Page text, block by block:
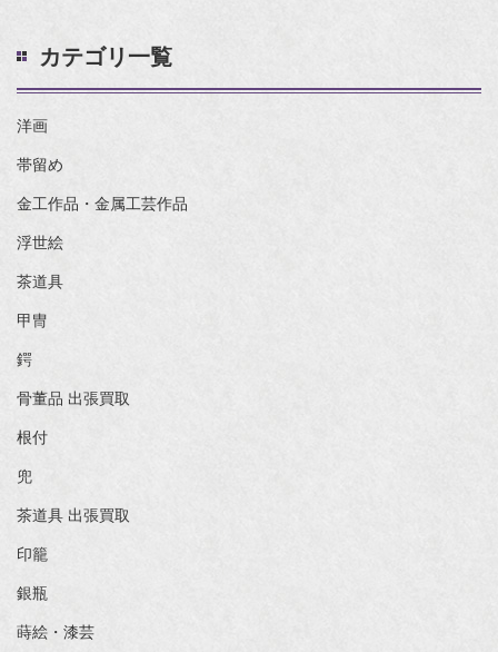
カテゴリ一覧
洋画
帯留め
金工作品・金属工芸作品
浮世絵
茶道具
甲冑
鍔
骨董品 出張買取
根付
兜
茶道具 出張買取
印籠
銀瓶
蒔絵・漆芸